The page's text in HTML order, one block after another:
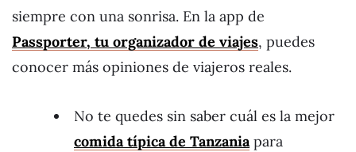
siempre con una sonrisa. En la app de
Passporter, tu organizador de viajes, puedes
conocer más opiniones de viajeros reales.
No te quedes sin saber cuál es la mejor
comida típica de Tanzaniapara